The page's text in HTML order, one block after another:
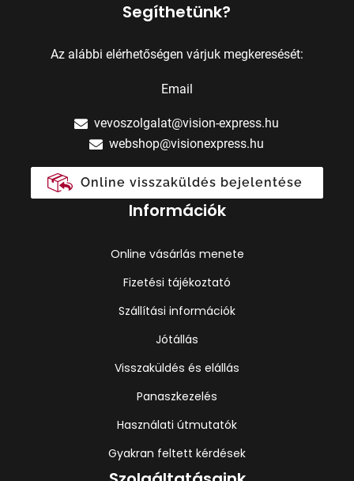
Segíthetünk?
Az alábbi elérhetőségen várjuk megkeresését:
Email
vevoszolgalat@vision-express.hu
webshop@visionexpress.hu
Online visszaküldés bejelentése
Információk
Online vásárlás menete
Fizetési tájékoztató
Szállítási információk
Jótállás
Visszaküldés és elállás
Panaszkezelés
Használati útmutatók
Gyakran feltett kérdések